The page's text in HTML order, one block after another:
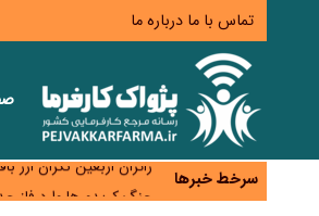
تماس با ما درباره ما
سرخط خبرها
همایش و مسابقه نذری
جنگ کریدورها وارد فاز جدید شد؛